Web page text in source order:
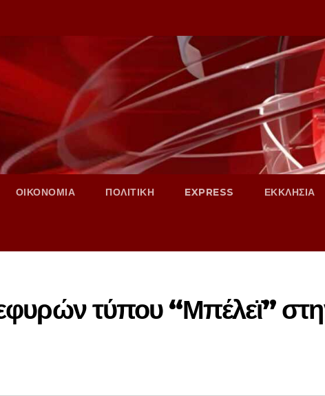
ΟΙΚΟΝΟΜΙΑ ΠΟΛΙΤΙΚΗ EXPRESS ΕΚΚΛΗΣΙΑ
τύπου “Μπέλεϊ”